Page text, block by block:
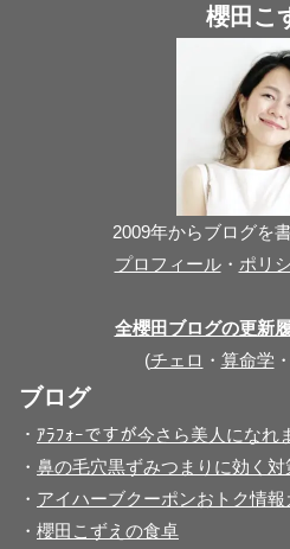
櫻田こ
2009年からブログを
プロフィール・ ポリ
全櫻田ブログの更新
(チェロ ・ 算命学 ・
ブログ
・ ｱﾗﾌｫｰですが今さら美人になれ
・ 鼻の毛穴黒ずみつまりに効く対
・ アイハーブクーポンおトク情報
・ 櫻田こずえの食卓